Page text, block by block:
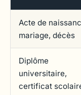
Acte de
mariage, décès
Diplôme
universitaire,
certificat